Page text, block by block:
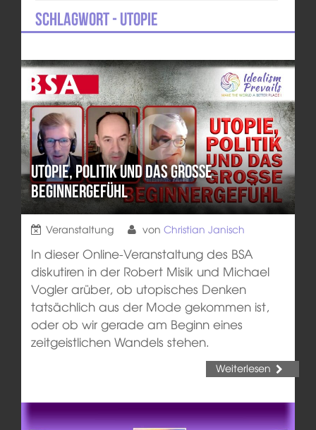
Schlagwort - Utopie
Utopie, Politik und das große
Beginnergefühl
Veranstaltung von Christian Janisch
In dieser Online-Veranstaltung des BSA
diskutiren in der Robert Misik und Michael
Vogler arüber, ob utopisches Denken
tatsächlich aus der Mode gekommen ist,
oder ob wir gerade am Beginn eines
zeitgeistlichen Wandels stehen.
Weiterlesen